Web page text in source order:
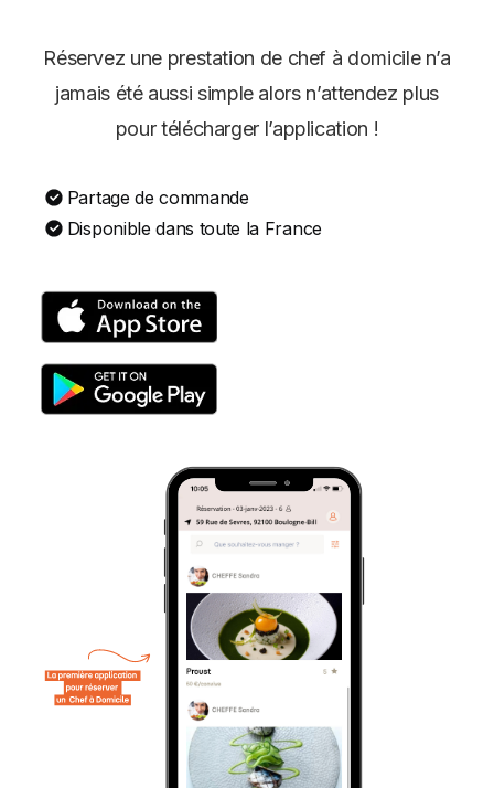
Réservez une prestation de chef à domicile n’a
jamais été aussi simple alors n’attendez plus
pour télécharger l’application !
Partage de commande
Disponible dans toute la France